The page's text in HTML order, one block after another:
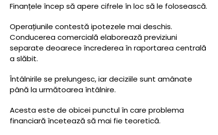
Finanțele încep să apere cifrele în loc să le folosească.
Operațiunile contestă ipotezele mai deschis.
Conducerea comercială elaborează previziuni
separate deoarece încrederea în raportarea centrală
a slăbit.
Întâlnirile se prelungesc, iar deciziile sunt amânate
până la următoarea întâlnire.
Acesta este de obicei punctul în care problema
financiară încetează să mai fie teoretică.